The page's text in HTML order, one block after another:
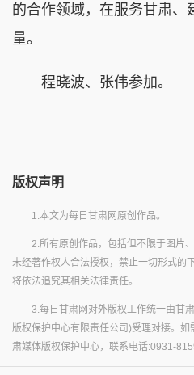
的合作领域，在服务甘肃、
量。
程晓波、张伟参加。
版权声明
1.本文为每日甘肃网原创作品。
2.所有原创作品，包括但不限于图片
未经著作权人合法授权，禁止一切形式的
将依法追究其相关法律责任。
3.每日甘肃网对外版权工作统一由甘
版权保护中心有限责任公司)受理对接。
肃媒体版权保护中心，联系电话:0931-